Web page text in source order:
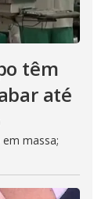
têm
até
massa;